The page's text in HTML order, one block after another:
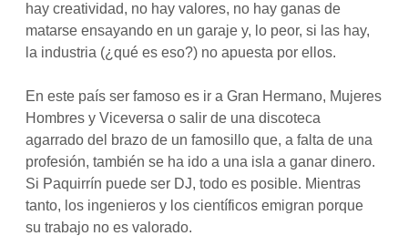
hay creatividad, no hay valores, no hay ganas de
matarse ensayando en un garaje y, lo peor, si las hay,
la industria (¿qué es eso?) no apuesta por ellos.
En este país ser famoso es ir a Gran Hermano, Mujeres
Hombres y Viceversa o salir de una discoteca
agarrado del brazo de un famosillo que, a falta de una
profesión, también se ha ido a una isla a ganar dinero.
Si Paquirrín puede ser DJ, todo es posible. Mientras
tanto, los ingenieros y los científicos emigran porque
su trabajo no es valorado.